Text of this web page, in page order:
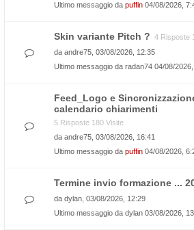
Ultimo messaggio da puffin 04/08/2026,
Skin variante Pitch ? 4 Risposte
da andre75 , 03/08/2026, 12:35
Ultimo messaggio da radan74 04/08/
Feed_Logo e
calendario chiarimenti
5 Risposte 180 Visite
da andre75 , 03/08/2026, 16:41
Ultimo messaggio da puffin 04/08/2026,
Termine invio formazione ...
da dylan , 03/08/2026, 12:29
Ultimo messaggio da dylan 03/08/2026,